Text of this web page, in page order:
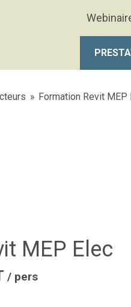
» Formation Revit MEP
MEP Elec
/ pers